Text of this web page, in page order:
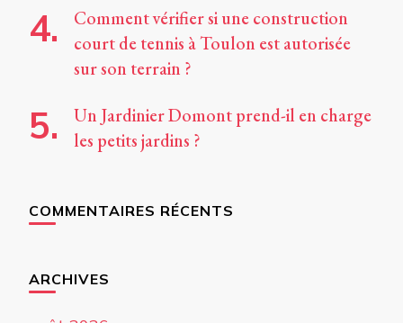
Comment vérifier si une construction
court de tennis à Toulon est autorisée
sur son terrain ?
Un Jardinier Domont prend-il en charge
les petits jardins ?
COMMENTAIRES RÉCENTS
ARCHIVES